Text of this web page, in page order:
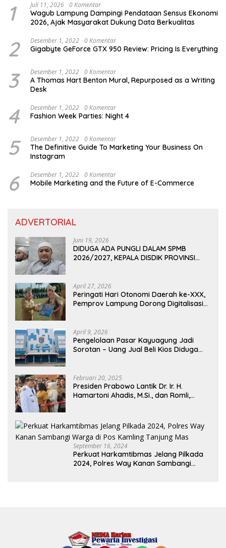
1 Juli 11, 2026 0 Komentar
Wagub Lampung Dampingi Pendataan Sensus Ekonomi
2026, Ajak Masyarakat Dukung Data Berkualitas
2 Desember 1, 2022 0 Komentar
Gigabyte GeForce GTX 950 Review: Pricing Is Everything
3 Desember 1, 2022 0 Komentar
A Thomas Hart Benton Mural, Repurposed as a Writing
Desk
4 Desember 1, 2022 0 Komentar
Fashion Week Parties: Night 4
5 Desember 1, 2022 0 Komentar
The Definitive Guide To Marketing Your Business On
Instagram
6 Desember 1, 2022 0 Komentar
Mobile Marketing and the Future of E-Commerce
ADVERTORIAL
Juni 19, 2026
DIDUGA ADA PUNGLI DALAM SPMB
2026/2027, KEPALA DISDIK PROVINSI
April 27, 2026
Peringati Hari Otonomi Daerah ke-XXX,
Pemprov Lampung Dorong Digitalisasi
April 9, 2026
Pengelolaan Pasar Kayuagung Jadi
Sorotan – Uang Jual Beli Kios Diduga
Februari 20, 2025
Presiden Prabowo Lantik Dr. Ir. H.
Hamartoni Ahadis, M.Si., dan Romli,
2025-2030 Di Istana Negara
September 16, 2024
Perkuat Harkamtibmas Jelang Pilkada
2024, Polres Way Kanan Sambangi